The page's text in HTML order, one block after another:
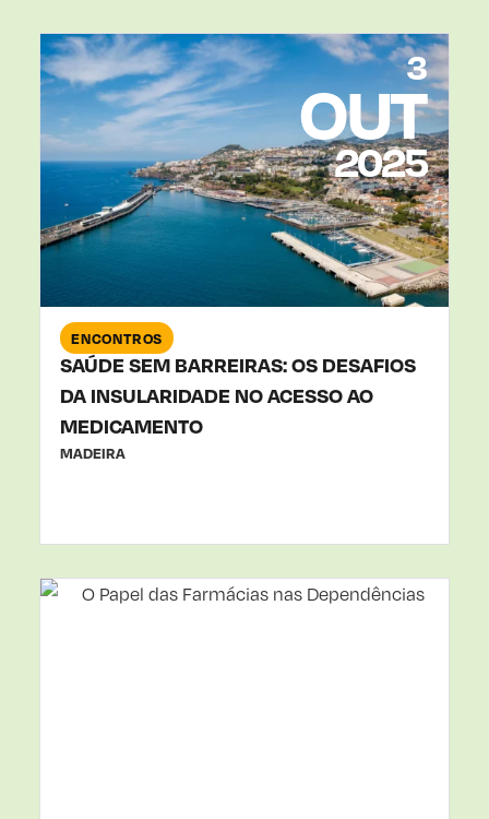
3
OUT
2025
ENCONTROS
SAÚDE SEM BARREIRAS: OS DESAFIOS
DA INSULARIDADE NO ACESSO AO
MEDICAMENTO
MADEIRA
1